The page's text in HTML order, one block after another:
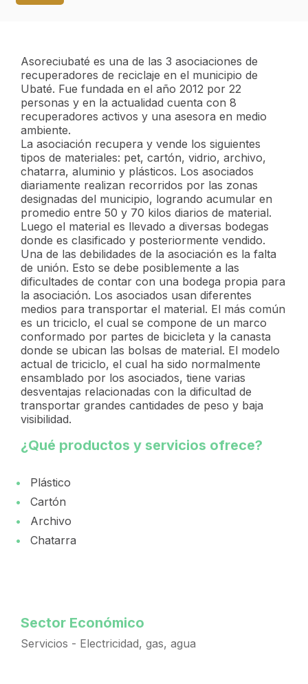
Asoreciubaté es una de las 3 asociaciones de
recuperadores de reciclaje en el municipio de
Ubaté. Fue fundada en el año 2012 por 22
personas y en la actualidad cuenta con 8
recuperadores activos y una asesora en medio
ambiente.
La asociación recupera y vende los siguientes
tipos de materiales: pet, cartón, vidrio, archivo,
chatarra, aluminio y plásticos. Los asociados
diariamente realizan recorridos por las zonas
designadas del municipio, logrando acumular en
promedio entre 50 y 70 kilos diarios de material.
Luego el material es llevado a diversas bodegas
donde es clasificado y posteriormente vendido.
Una de las debilidades de la asociación es la falta
de unión. Esto se debe posiblemente a las
dificultades de contar con una bodega propia para
la asociación. Los asociados usan diferentes
medios para transportar el material. El más común
es un triciclo, el cual se compone de un marco
conformado por partes de bicicleta y la canasta
donde se ubican las bolsas de material. El modelo
actual de triciclo, el cual ha sido normalmente
ensamblado por los asociados, tiene varias
desventajas relacionadas con la dificultad de
transportar grandes cantidades de peso y baja
visibilidad.
¿Qué productos y servicios ofrece?
Plástico
Cartón
Archivo
Chatarra
Sector Económico
Servicios - Electricidad, gas, agua